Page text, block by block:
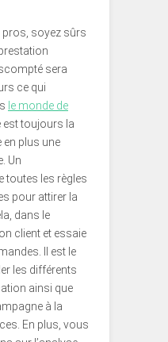
pros, soyez sûrs
sera
ce qui
le monde de
est toujours la
en plus une
Un
toutes les règles
pour attirer la
dans le
client et essaie
Il est le
les différents
ainsi que
à la
En plus, vous